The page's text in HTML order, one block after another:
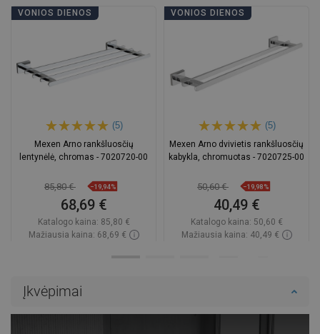
VONIOS DIENOS
(5)
Mexen Arno rankšluosčių
lentynėlė, chromas - 7020720-00
85,80 € −19,94%
68,69 €
Katalogo kaina: 85,80 €
Mažiausia kaina: 68,69 €
VONIOS DIENOS
(5)
Mexen Arno dvivietis rankšluosčių
kabykla, chromuotas - 7020725-00
50,60 € −19,98%
40,49 €
Katalogo kaina: 50,60 €
Mažiausia kaina: 40,49 €
Įkvėpimai